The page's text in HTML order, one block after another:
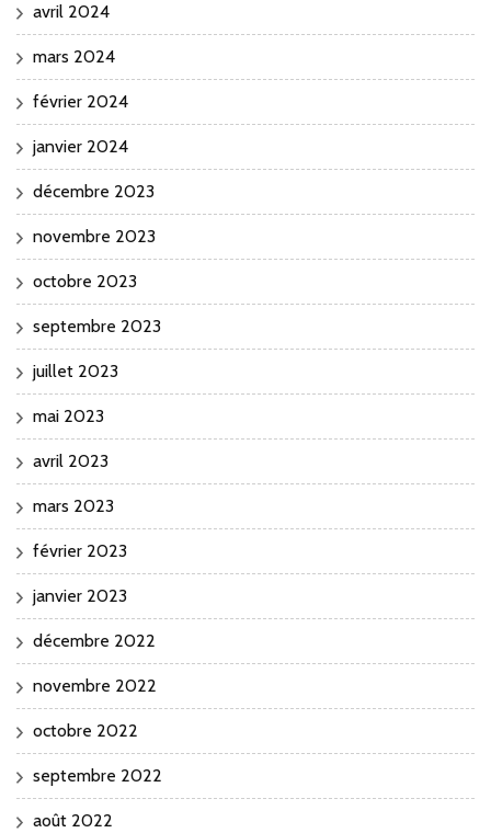
avril 2024
mars 2024
février 2024
janvier 2024
décembre 2023
novembre 2023
octobre 2023
septembre 2023
juillet 2023
mai 2023
avril 2023
mars 2023
février 2023
janvier 2023
décembre 2022
novembre 2022
octobre 2022
septembre 2022
août 2022